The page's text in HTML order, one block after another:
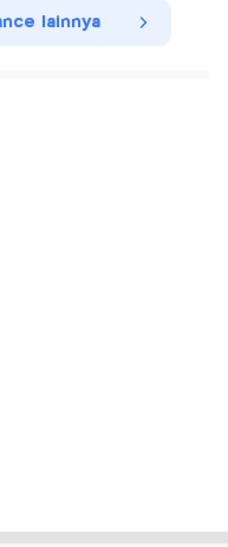
lainnya